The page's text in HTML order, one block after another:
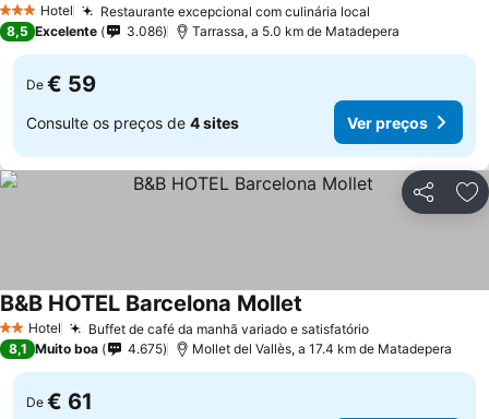
3 EstrelasHotel Restaurante excepcional com culinária local
8,5 Excelente 3.086 Tarrassa, a 5.0 km de Matadepera
De € 59
Consulte os preços de 4 sites Ver preços
Partilhar
2 Estrelas
Hotel Buffet de café da manhã variado e satisfatório
B&B HOTEL Barcelona Mollet
8,1 Muito boa 4.675 Mollet del Vallès, a 17.4 km de Matadepera
De € 61